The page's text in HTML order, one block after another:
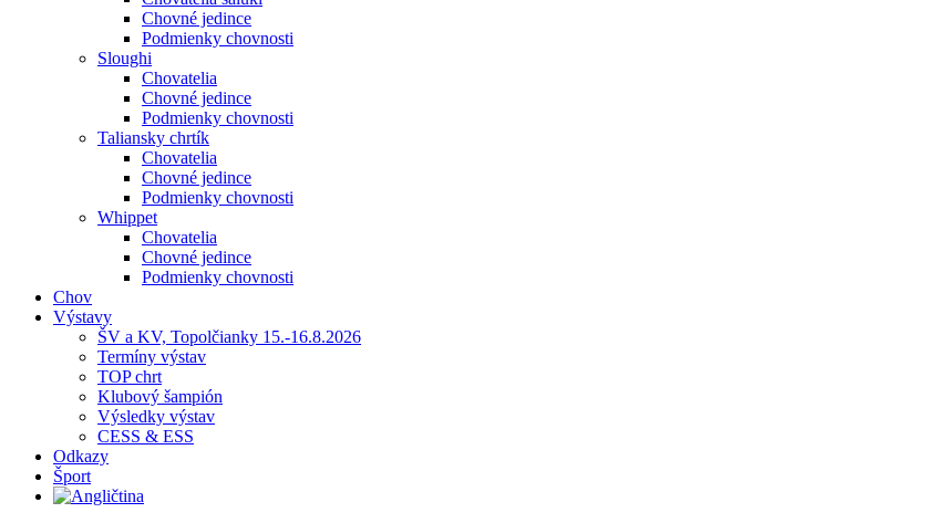
Chovné jedince
Podmienky chovnosti
Sloughi
Chovatelia
Chovné jedince
Podmienky chovnosti
Taliansky chrtík
Chovatelia
Chovné jedince
Podmienky chovnosti
Whippet
Chovatelia
Chovné jedince
Podmienky chovnosti
Chov
Výstavy
ŠV a KV, Topolčianky 15.-16.8.2026
Termíny výstav
TOP chrt
Klubový šampión
Výsledky výstav
CESS & ESS
Odkazy
Šport